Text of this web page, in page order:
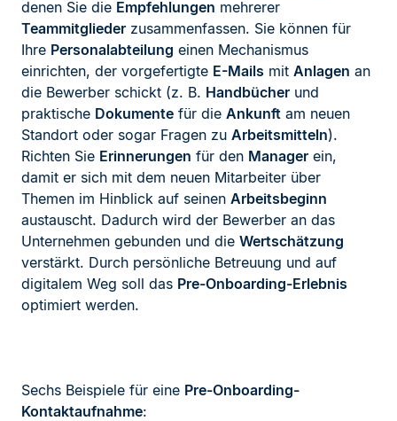
denen Sie die Empfehlungen mehrerer
Teammitglieder zusammenfassen. Sie können für
Ihre Personalabteilung einen Mechanismus
einrichten, der vorgefertigte E-Mails mit Anlagen an
die Bewerber schickt (z. B. Handbücher und
praktische Dokumente für die Ankunft am neuen
Standort oder sogar Fragen zu Arbeitsmitteln).
Richten Sie Erinnerungen für den Manager ein,
damit er sich mit dem neuen Mitarbeiter über
Themen im Hinblick auf seinen Arbeitsbeginn
austauscht. Dadurch wird der Bewerber an das
Unternehmen gebunden und die Wertschätzung
verstärkt. Durch persönliche Betreuung und auf
digitalem Weg soll das Pre-Onboarding-Erlebnis
optimiert werden.
Sechs Beispiele für eine Pre-Onboarding-
Kontaktaufnahme: